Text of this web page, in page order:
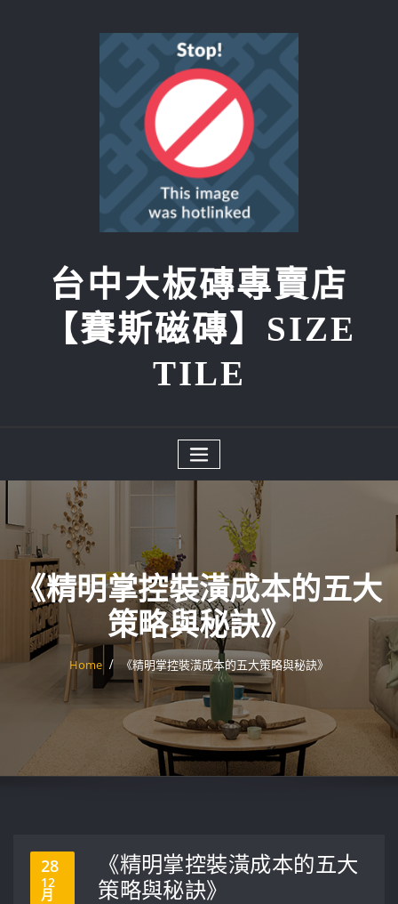
台中大板磚專賣店
【賽斯磁磚】SIZE
TILE
《精明掌控裝潢成本的五大
策略與秘訣》
Home 《精明掌控裝潢成本的五大策略與秘訣》
28
12
月
《精明掌控裝潢成本的五大
策略與秘訣》